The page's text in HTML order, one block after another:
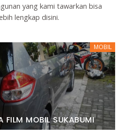
yang kami tawarkan bisa
lengkap disini.
MOBIL
MOBIL SUKABUMI